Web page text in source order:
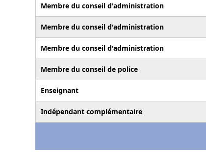
Membre du conseil d'administration
Membre du conseil d'administration
Membre du conseil d'administration
Membre du conseil de police
Enseignant
Indépendant complémentaire